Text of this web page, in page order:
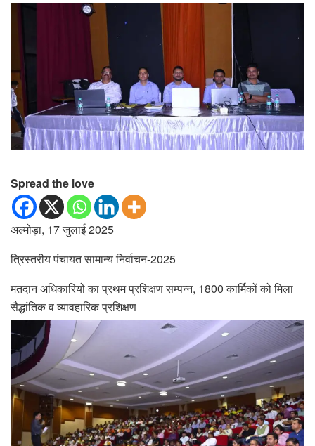
Spread the love
अल्मोड़ा, 17 जुलाई 2025
त्रिस्तरीय पंचायत सामान्य निर्वाचन-2025
मतदान अधिकारियों का प्रथम प्रशिक्षण सम्पन्न, 1800 कार्मिकों को मिला
सैद्धांतिक व व्यावहारिक प्रशिक्षण